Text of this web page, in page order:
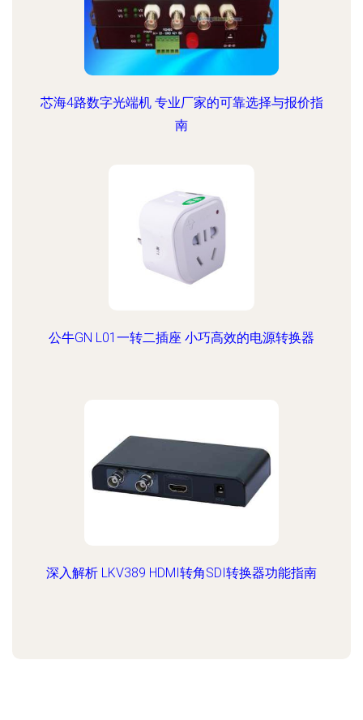
芯海4路数字光端机 专业厂家的可靠选择与报价指
南
公牛GN L01一转二插座 小巧高效的电源转换器
深入解析 LKV389 HDMI转角SDI转换器功能指南